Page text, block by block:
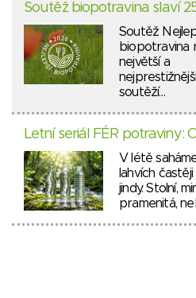
Soutěž biopotravina slaví
Soutěž
biopotravina
největší a
nejprestižnější
soutěží…
Letní seriál FÉR potraviny:
V létě
lahvích
jindy. Stolní,
pramenitá,